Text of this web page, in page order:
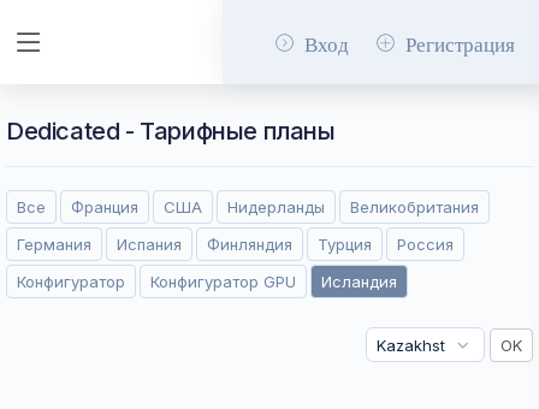
Вход Регистрация
Dedicated - Тарифные планы
Все Франция США Нидерланды
Великобритания
Германия
Испания Финляндия Турция
Россия
Конфигуратор
Конфигуратор GPU Исландия